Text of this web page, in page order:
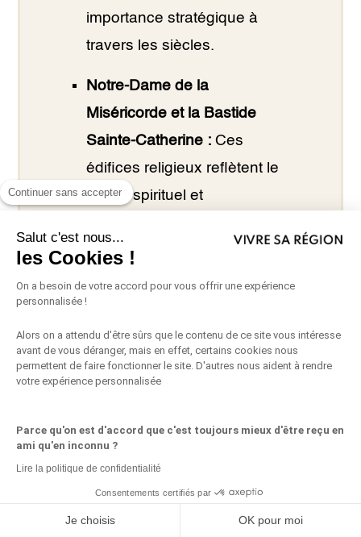
Continuer sans accepter
Salut c'est nous...
les Cookies !
On a besoin de votre accord pour vous offrir une expérience
personnalisée !
Alors on a attendu d'être sûrs que le contenu de ce site vous intéresse
avant de vous déranger, mais en effet, certains cookies nous
permettent de faire fonctionner le site. D'autres nous aident à rendre
votre expérience personnalisée
Parce qu'on est d'accord que c'est toujours mieux d'être reçu en
ami qu'en inconnu ?
Lire la politique de confidentialité
Consentements certifiés par
Je choisis OK pour moi
importance stratégique à
travers les siècles.
Notre-Dame de la
Miséricorde et la Bastide
Sainte-Catherine : Ces
édifices religieux reflètent le
passé spirituel et
Le Jardin d’Éguilles :
jardin artistique, conçu par
invitation à la découverte de
sculptures contemporaines
méditerranéen enchanteur.